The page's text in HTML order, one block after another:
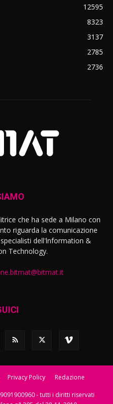
12595
8323
3137
2785
2736
che ha sede a Milano con
riguarda la comunicazione
dell'lnformation &
Technology.
Privacy Policy Redazione
- tutti i diritti riservati